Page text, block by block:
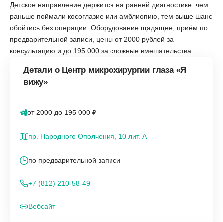
Детское направление держится на ранней диагностике: чем
раньше поймали косоглазие или амблиопию, тем выше шанс
обойтись без операции. Оборудование щадящее, приём по
предварительной записи, цены от 2000 рублей за
консультацию и до 195 000 за сложные вмешательства.
Детали о Центр микрохирургии глаза «Я
вижу»
от 2000 до 195 000 ₽
пр. Народного Ополчения, 10 лит. А
по предварительной записи
+7 (812) 210-58-49
Вебсайт